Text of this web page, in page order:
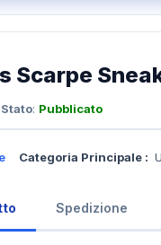
Scarpe
Stato: Pubblicato
Categoria Principale :
Spedizione